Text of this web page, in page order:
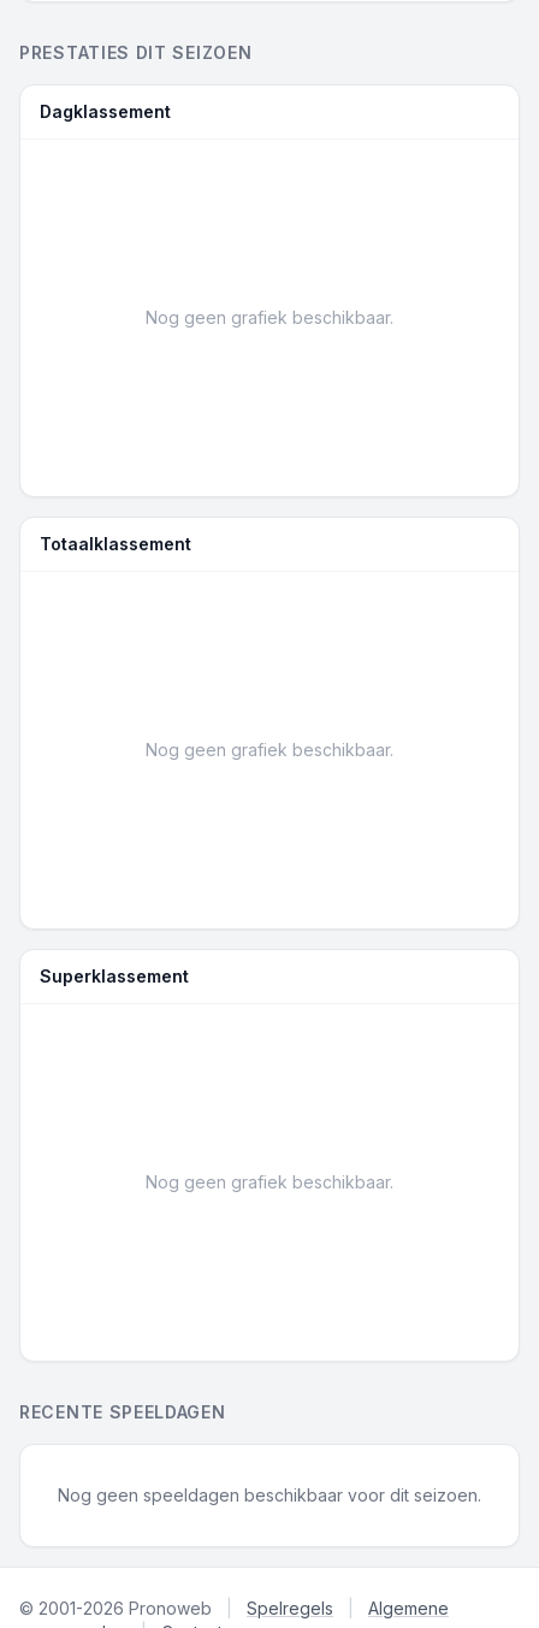
PRESTATIES DIT SEIZOEN
Dagklassement
Nog geen grafiek beschikbaar.
Totaalklassement
Nog geen grafiek beschikbaar.
Superklassement
Nog geen grafiek beschikbaar.
RECENTE SPEELDAGEN
Nog geen speeldagen beschikbaar voor dit seizoen.
© 2001-2026 Pronoweb Spelregels
Algemene